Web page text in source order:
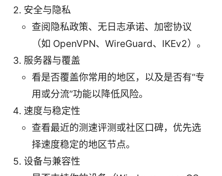
安全与隐私
查阅隐私政策、无日志承诺、加密协议
（如 OpenVPN、WireGuard、IKEv2）。
服务器与覆盖
看是否覆盖你常用的地区，以及是否有“专
用或分流”功能以降低风险。
速度与稳定性
查看最近的测速评测或社区口碑，优先选
择速度稳定的地区节点。
设备与兼容性